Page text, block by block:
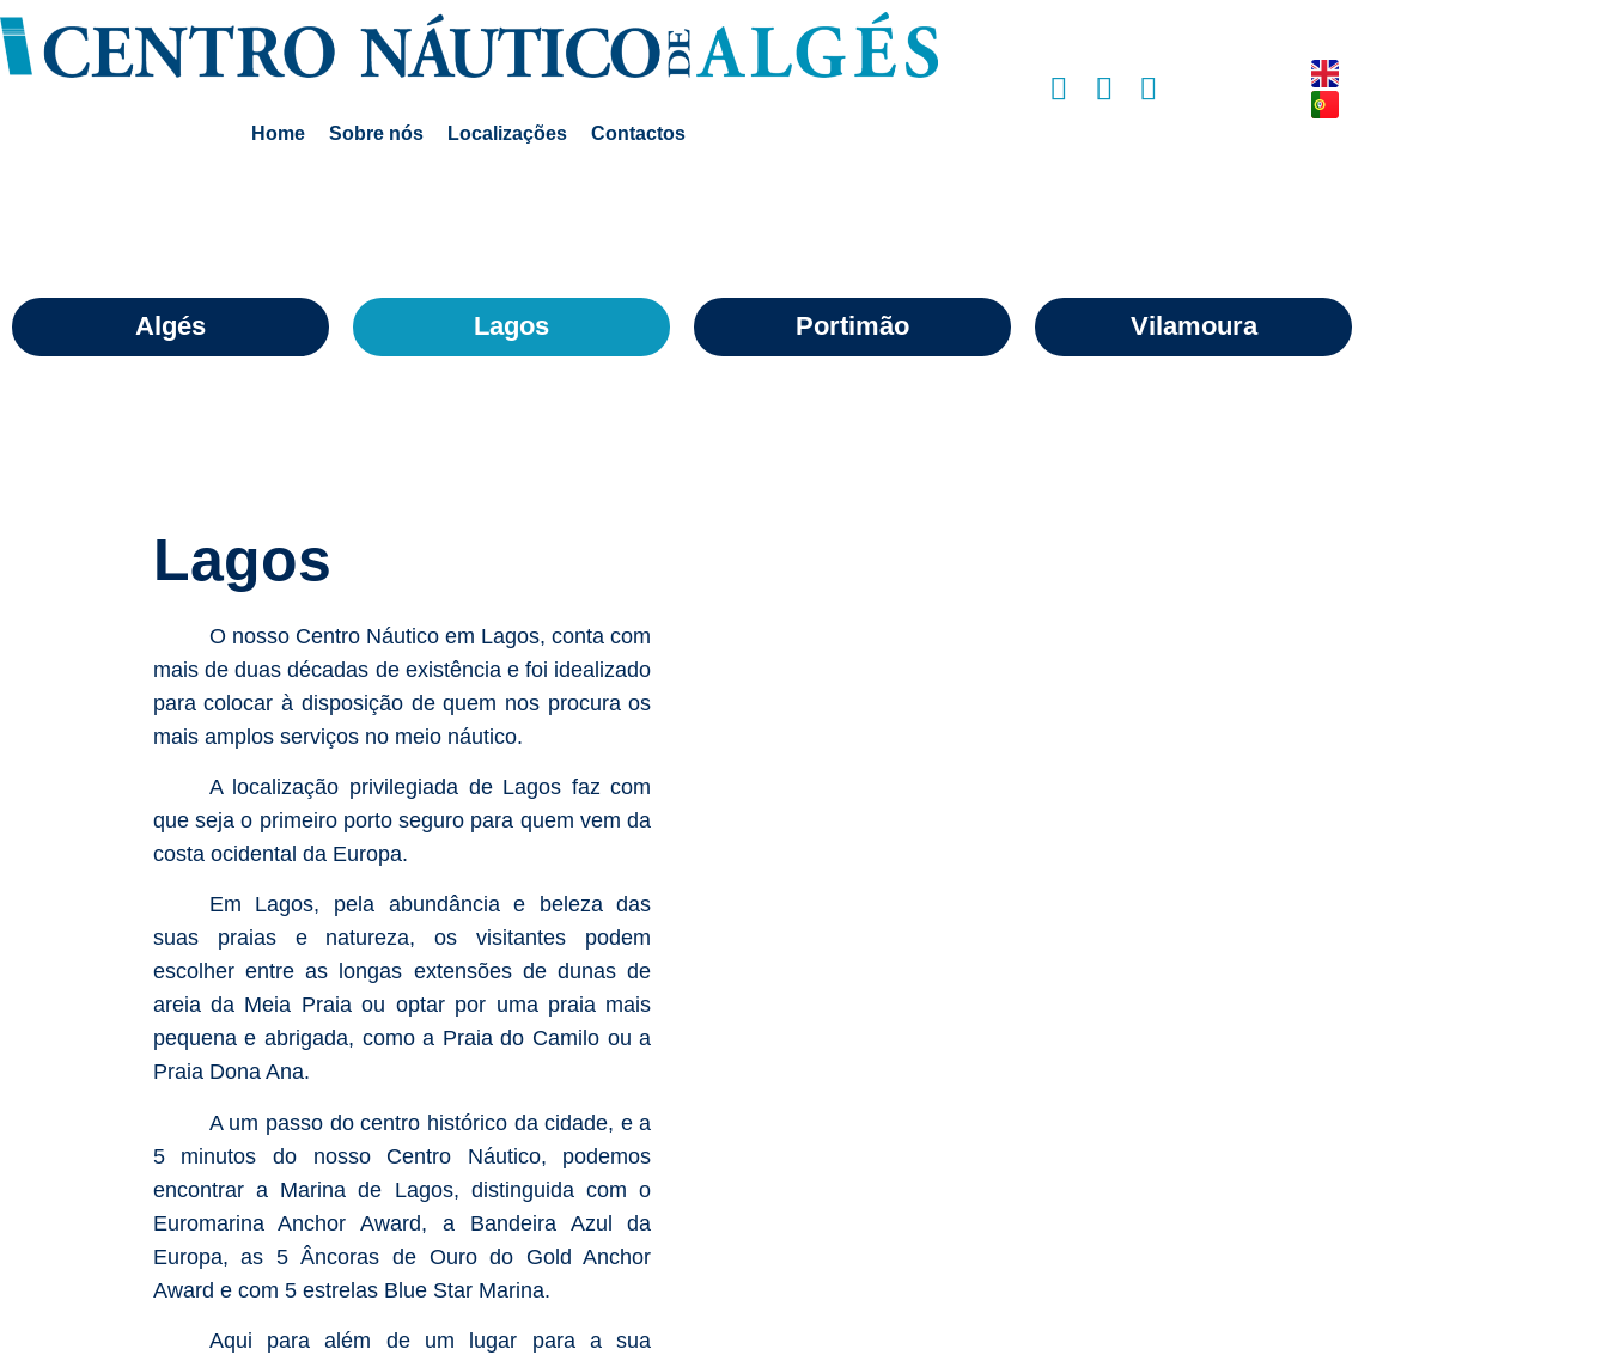
Home Sobre nós Localizações Contactos
Algés Lagos Portimão Vilamoura
Lagos
O nosso Centro Náutico em Lagos, conta com
mais de duas décadas de existência e foi idealizado
para colocar à disposição de quem nos procura os
mais amplos serviços no meio náutico.
A localização privilegiada de Lagos faz com
que seja o primeiro porto seguro para quem vem da
costa ocidental da Europa.
Em Lagos, pela abundância e beleza das
suas praias e natureza, os visitantes podem
escolher entre as longas extensões de dunas de
areia da Meia Praia ou optar por uma praia mais
pequena e abrigada, como a Praia do Camilo ou a
Praia Dona Ana.
A um passo do centro histórico da cidade, e a
5 minutos do nosso Centro Náutico, podemos
encontrar a Marina de Lagos, distinguida com o
Euromarina Anchor Award, a Bandeira Azul da
Europa, as 5 Âncoras de Ouro do Gold Anchor
Award e com 5 estrelas Blue Star Marina.
Aqui para além de um lugar para a sua